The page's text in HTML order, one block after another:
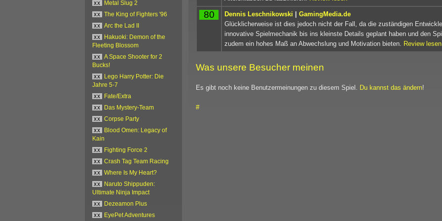
80 Dennis Leschnikowski | GamingMedia.de
Glücklicherweise ist dies jedoch nicht der Fall, da die zuständigen
innovative Spielmechanik bis ins kleinste Details geplant haben und den
zudem ein hohes Maß an Abwechslung und Motivation bieten. Review lesen
Was unsere Besucher meinen
Es gibt noch keine Benutzermeinungen zu diesem Spiel. Du kannst das ändern!
#
xx
Metal Slug 2
xx
The King of Fighters '96
xx
Arc the Lad II
xx
Hakuoki: Demon of the
Fleeting Blossom
xx
A Space Shooter for 2
Bucks!
xx
Lego Harry Potter: Die
Jahre 5-7
xx
Fate/Extra
xx
Das Mystery-Team
xx
Corpse Party
xx
Blood Omen: Legacy of
Kain
xx
Fighting Force 2
xx
Crash Tag Team Racing
xx
Where Is My Heart?
xx
Naruto Shippuden:
Ultimate Ninja Impact
xx
Dezeamon Plus
xx
EyePet Adventures